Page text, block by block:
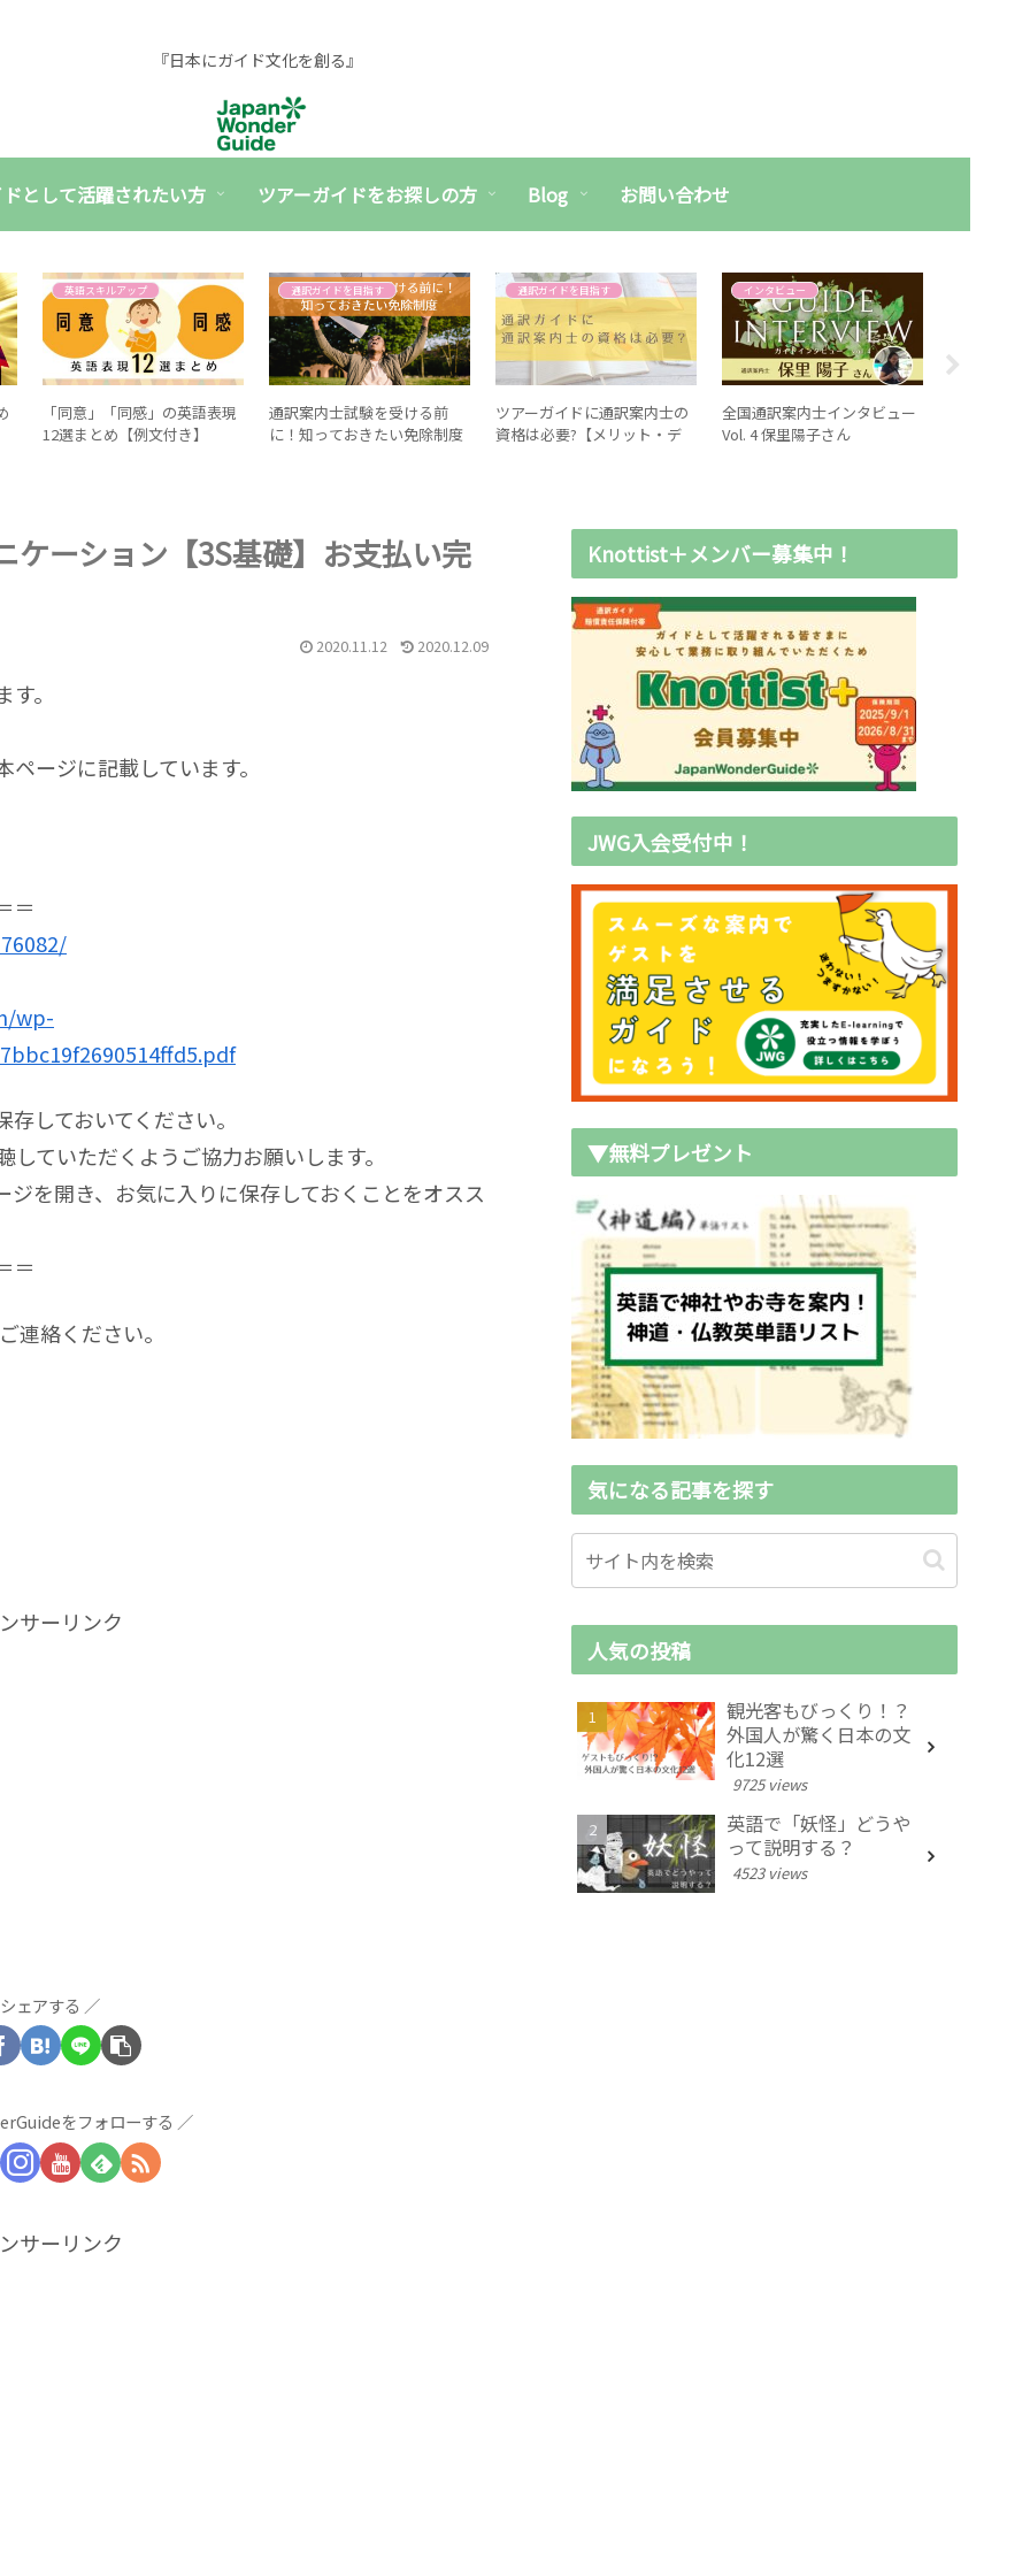
『日本にガイド文化を創る』
として活躍されたい方 ツアーガイドをお探しの方 Blog お問い合わせ
英語スキルアップ
「同意」「同感」の英語表現
12選まとめ【例文付き】
通訳ガイドを目指す
通訳案内士試験を受ける前
に！知っておきたい免除制度
通訳ガイドを目指す
ツアーガイドに通訳案内士の
資格は必要?【メリット・デ
インタビュー
全国通訳案内士インタビュー
Vol. 4 保里陽子さん
ーション【3S基礎】お支払い完
2020.11.12 2020.12.09
。
ージに記載しています。
＝
wp-
しておいてください。
ていただくようご協力お願いします。
を開き、お気に入りに保存しておくことをオスス
＝
絡ください。
サーリンク
シェアする
をフォローする
サーリンク
Knottist＋メンバー募集中！
JWG入会受付中！
▼無料プレゼント
気になる記事を探す
人気の投稿
観光客もびっくり！？
外国人が驚く日本の文
化12選
9725 views
英語で「妖怪」どうや
って説明する？
4523 views